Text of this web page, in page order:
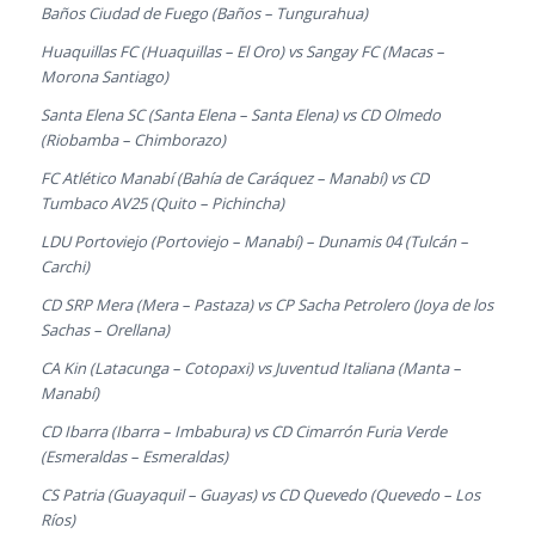
Baños Ciudad de Fuego (Baños – Tungurahua)
Huaquillas FC (Huaquillas – El Oro) vs Sangay FC (Macas –
Morona Santiago)
Santa Elena SC (Santa Elena – Santa Elena) vs CD Olmedo
(Riobamba – Chimborazo)
FC Atlético Manabí (Bahía de Caráquez – Manabí) vs CD
Tumbaco AV25 (Quito – Pichincha)
LDU Portoviejo (Portoviejo – Manabí) – Dunamis 04 (Tulcán –
Carchi)
CD SRP Mera (Mera – Pastaza) vs CP Sacha Petrolero (Joya de los
Sachas – Orellana)
CA Kin (Latacunga – Cotopaxi) vs Juventud Italiana (Manta –
Manabí)
CD Ibarra (Ibarra – Imbabura) vs CD Cimarrón Furia Verde
(Esmeraldas – Esmeraldas)
CS Patria (Guayaquil – Guayas) vs CD Quevedo (Quevedo – Los
Ríos)